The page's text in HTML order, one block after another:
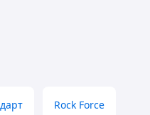
Rock Force